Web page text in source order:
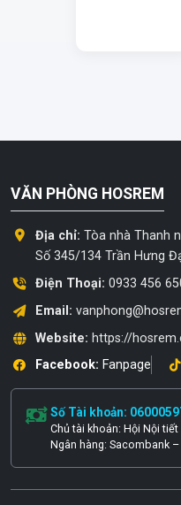
VĂN PHÒNG HOSREM
Địa chỉ: Tòa nhà Thanh
Số 345/134 Trần Hưng
Điện Thoại: 0933 456
Email:
Website: https://
Facebook: Fanpage
Số Tài khoản:
Chủ tài khoản: Hội Nội
Ngân hàng: Sacombank –